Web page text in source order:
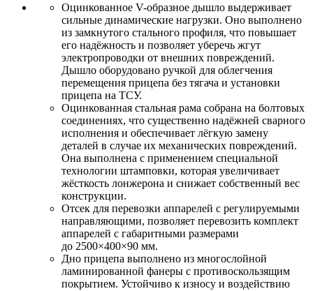
Оцинкованное V-образное дышло выдерживает
сильные динамические нагрузки. Оно выполнено
из замкнутого стального профиля, что повышает
его надёжность и позволяет уберечь жгут
электропроводки от внешних повреждений.
Дышло оборудовано ручкой для облегчения
перемещения прицепа без тягача и установки
прицепа на ТСУ.
Оцинкованная стальная рама собрана на болтовых
соединениях, что существенно надёжней сварного
исполнения и обеспечивает лёгкую замену
деталей в случае их механических повреждений.
Она выполнена с применением специальной
технологии штамповки, которая увеличивает
жёсткость лонжерона и снижает собственный вес
конструкции.
Отсек для перевозки аппарелей с регулируемыми
направляющими, позволяет перевозить комплект
аппарелей с габаритными размерами
до 2500×400×90 мм.
Дно прицепа выполнено из многослойной
ламинированной фанеры с противоскользящим
покрытием. Устойчиво к износу и воздействию